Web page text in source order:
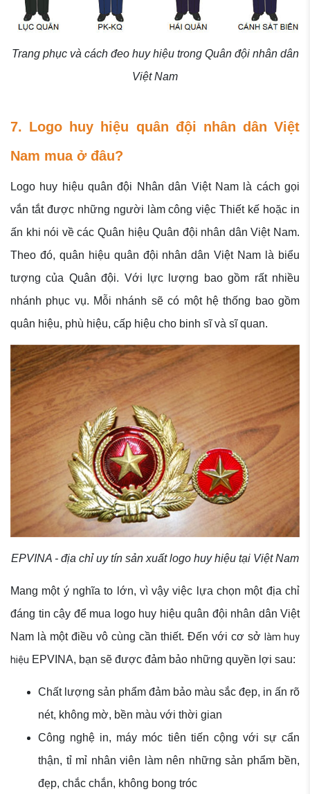
Trang phục và cách đeo huy hiệu trong Quân đội nhân dân
Việt Nam
7. Logo huy hiệu quân đội nhân dân Việt
Nam mua ở đâu?
Logo huy hiệu quân đội Nhân dân Việt Nam là cách gọi
vắn tắt được những người làm công việc Thiết kế hoặc in
ấn khi nói về các Quân hiệu Quân đội nhân dân Việt Nam.
Theo đó, quân hiệu quân đội nhân dân Việt Nam là biểu
tượng của Quân đội. Với lực lượng bao gồm rất nhiều
nhánh phục vụ. Mỗi nhánh sẽ có một hệ thống bao gồm
quân hiệu, phù hiệu, cấp hiệu cho binh sĩ và sĩ quan.
EPVINA - địa chỉ uy tín sản xuất logo huy hiệu tại Việt Nam
Mang một ý nghĩa to lớn, vì vậy việc lựa chọn một địa chỉ
đáng tin cậy để mua logo huy hiệu quân đội nhân dân Việt
Nam là một điều vô cùng cần thiết. Đến với cơ sở làm huy
hiệu EPVINA, bạn sẽ được đảm bảo những quyền lợi sau:
Chất lượng sản phẩm đảm bảo màu sắc đẹp, in ấn rõ
nét, không mờ, bền màu với thời gian
Công nghệ in, máy móc tiên tiến cộng với sự cẩn
thận, tỉ mỉ nhân viên làm nên những sản phẩm bền,
đẹp, chắc chắn, không bong tróc